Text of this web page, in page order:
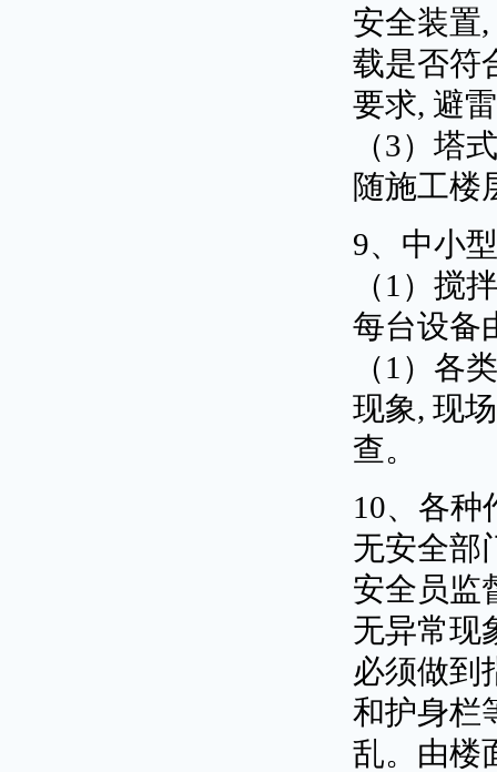
安全装置
载是否符
要求, 避
（3）塔
随施工楼
9、中小
（1）搅
每台设备
（1）各
现象, 现
查。
10、各种
无安全部
安全员监
无异常现
必须做到
和护身栏
乱。由楼